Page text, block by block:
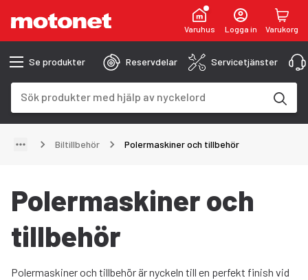
Varuhus Logga in Varukorg
Se produkter Reservdelar Servicetjänster
Biltillbehör Polermaskiner och tillbehör
Polermaskiner och
tillbehör
Polermaskiner och tillbehör är nyckeln till en perfekt finish vid